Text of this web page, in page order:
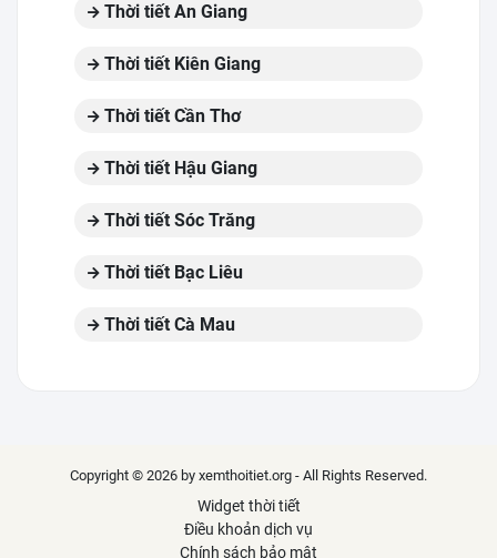
Thời tiết An Giang
Thời tiết Kiên Giang
Thời tiết Cần Thơ
Thời tiết Hậu Giang
Thời tiết Sóc Trăng
Thời tiết Bạc Liêu
Thời tiết Cà Mau
Copyright © 2026 by xemthoitiet.org - All Rights Reserved.
Widget thời tiết
Điều khoản dịch vụ
Chính sách bảo mật